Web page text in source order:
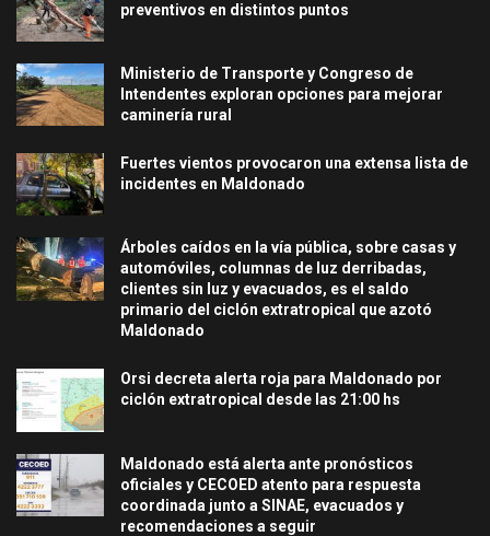
preventivos en distintos puntos
Ministerio de Transporte y Congreso de
Intendentes exploran opciones para mejorar
caminería rural
Fuertes vientos provocaron una extensa lista de
incidentes en Maldonado
Árboles caídos en la vía pública, sobre casas y
automóviles, columnas de luz derribadas,
clientes sin luz y evacuados, es el saldo
primario del ciclón extratropical que azotó
Maldonado
Orsi decreta alerta roja para Maldonado por
ciclón extratropical desde las 21:00 hs
Maldonado está alerta ante pronósticos
oficiales y CECOED atento para respuesta
coordinada junto a SINAE, evacuados y
recomendaciones a seguir